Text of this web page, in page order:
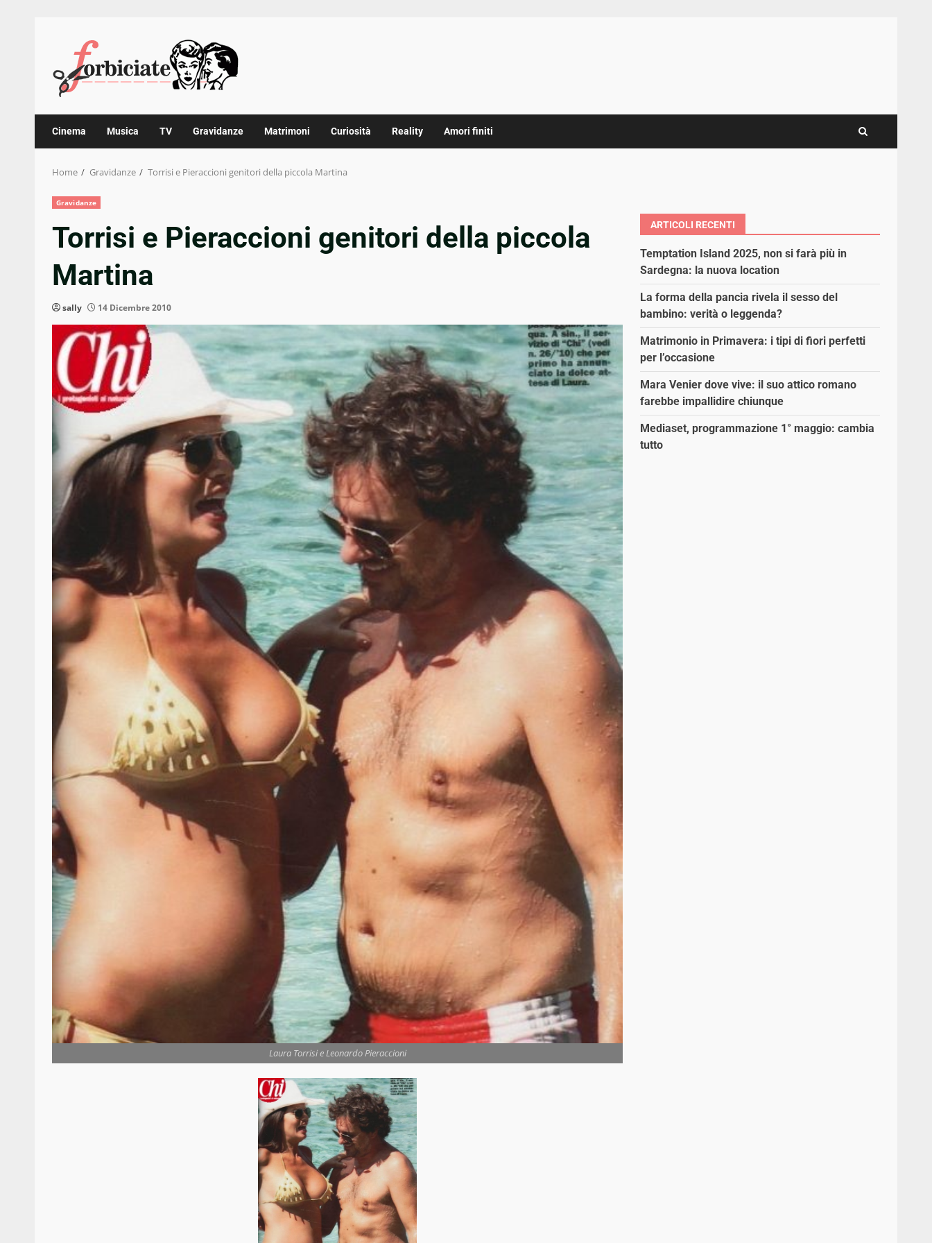
content
Cinema Musica TV Gravidanze Matrimoni Curiosità Reality Amori finiti
Home Gravidanze Torrisi e Pieraccioni genitori della piccola Martina
Gravidanze
Torrisi e Pieraccioni genitori della piccola
Martina
sally 14 Dicembre 2010
Laura Torrisi e Leonardo Pieraccioni
ARTICOLI RECENTI
Temptation Island 2025, non si farà più in
Sardegna: la nuova location
La forma della pancia rivela il sesso del
bambino: verità o leggenda?
Matrimonio in Primavera: i tipi di fiori perfetti
per l’occasione
Mara Venier dove vive: il suo attico romano
farebbe impallidire chiunque
Mediaset, programmazione 1° maggio: cambia
tutto